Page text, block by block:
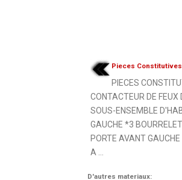
Pieces Constitutives
PIECES
CONTACTEUR DE
SOUS-ENSEMBLE
GAUCHE *3
PORTE AVANT
A ...
D'autres materiaux: